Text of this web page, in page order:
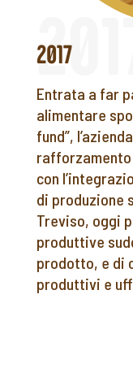
2017
Entrata a far
alimentare
fund”,
con
di produzione
Treviso, oggi
produttive
prodotto, e di
produttivi e